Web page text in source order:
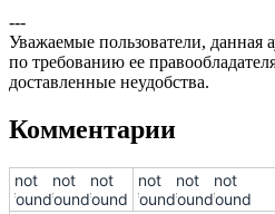
---
Уважаемые пользователи, данная
по требованию ее
доставленные неудобства.
Комментарии
!not
found!
!not
found!
!not
found!
!not
found!
!not
found!
!not
found!